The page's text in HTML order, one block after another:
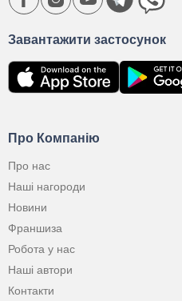
Про Компанію
Про нас
Наші нагороди
Новини
Франшиза
Робота у нас
Наші автори
Контакти
Завантажити застосунок